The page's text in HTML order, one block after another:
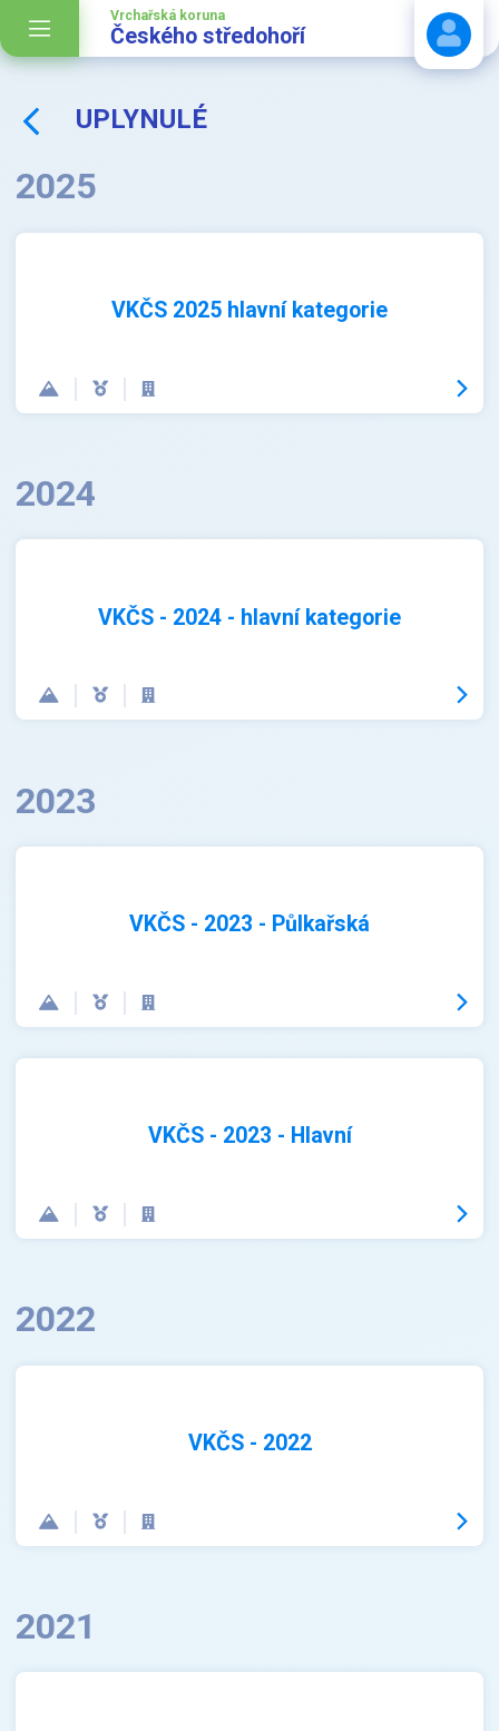
Vrchařská koruna
Českého středohoří
UPLYNULÉ
2025
VKČS 2025 hlavní kategorie
2024
VKČS - 2024 - hlavní kategorie
2023
VKČS - 2023 - Půlkařská
VKČS - 2023 - Hlavní
2022
VKČS - 2022
2021